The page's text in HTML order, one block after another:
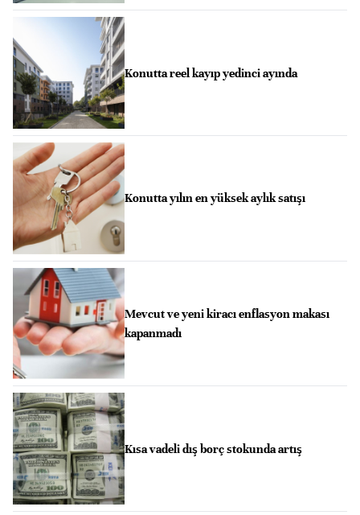
Konutta reel kayıp yedinci ayında
Konutta yılın en yüksek aylık satışı
Mevcut ve yeni kiracı enflasyon makası
kapanmadı
Kısa vadeli dış borç stokunda artış